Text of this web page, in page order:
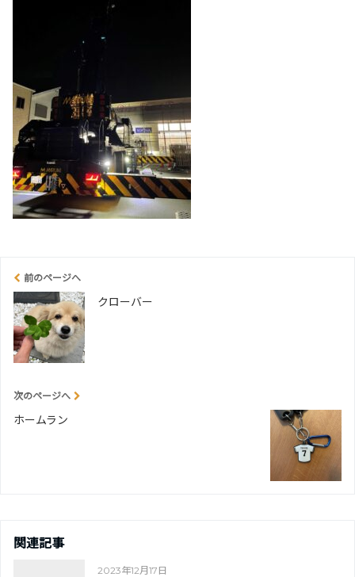
前のページへ
クローバー
次のページへ
ホームラン
関連記事
2023年12月17日